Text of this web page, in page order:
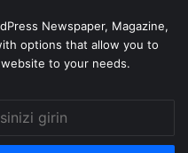
Newspaper, Magazine,
options that allow you to
to your needs.